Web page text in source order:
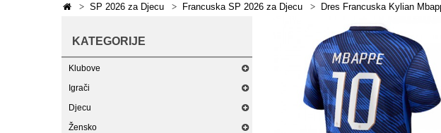
SP 2026 za Djecu Francuska SP 2026 za Djecu Dres Francuska Kylian
KATEGORIJE
Klubove
Igrači
Djecu
Žensko